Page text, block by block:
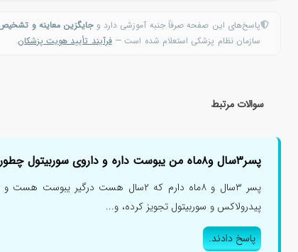
پاسخ‌های این صفحه صرفاً جنبه آموزشی دارد وجایگزین معاینه و
سازمان نظام پزشکی استعلام شده است —فرآیند تأیید هویت پزشکان.
سوالات مرتبط
پسر۳سال و۸ماه من یبوست داره و داروی سوربیتول چطوری باید مصرف کنم؟
پسر ۳سال و ۸ماه دارم که ۲سال هست
پیدرولاکس و سوربیتول تجویز کرده، و...
پاسخ دادند.